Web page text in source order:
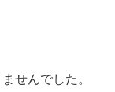
せんでした。